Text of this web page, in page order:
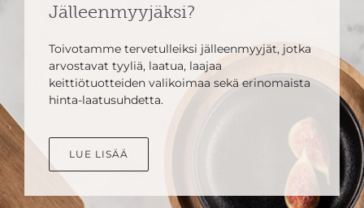
Jälleenmyyjäksi?
Toivotamme tervetulleiksi jälleenmyyjät, jotka
arvostavat tyyliä, laatua, laajaa
keittiötuotteiden valikoimaa sekä erinomaista
hinta-laatusuhdetta.
LUE LISÄÄ